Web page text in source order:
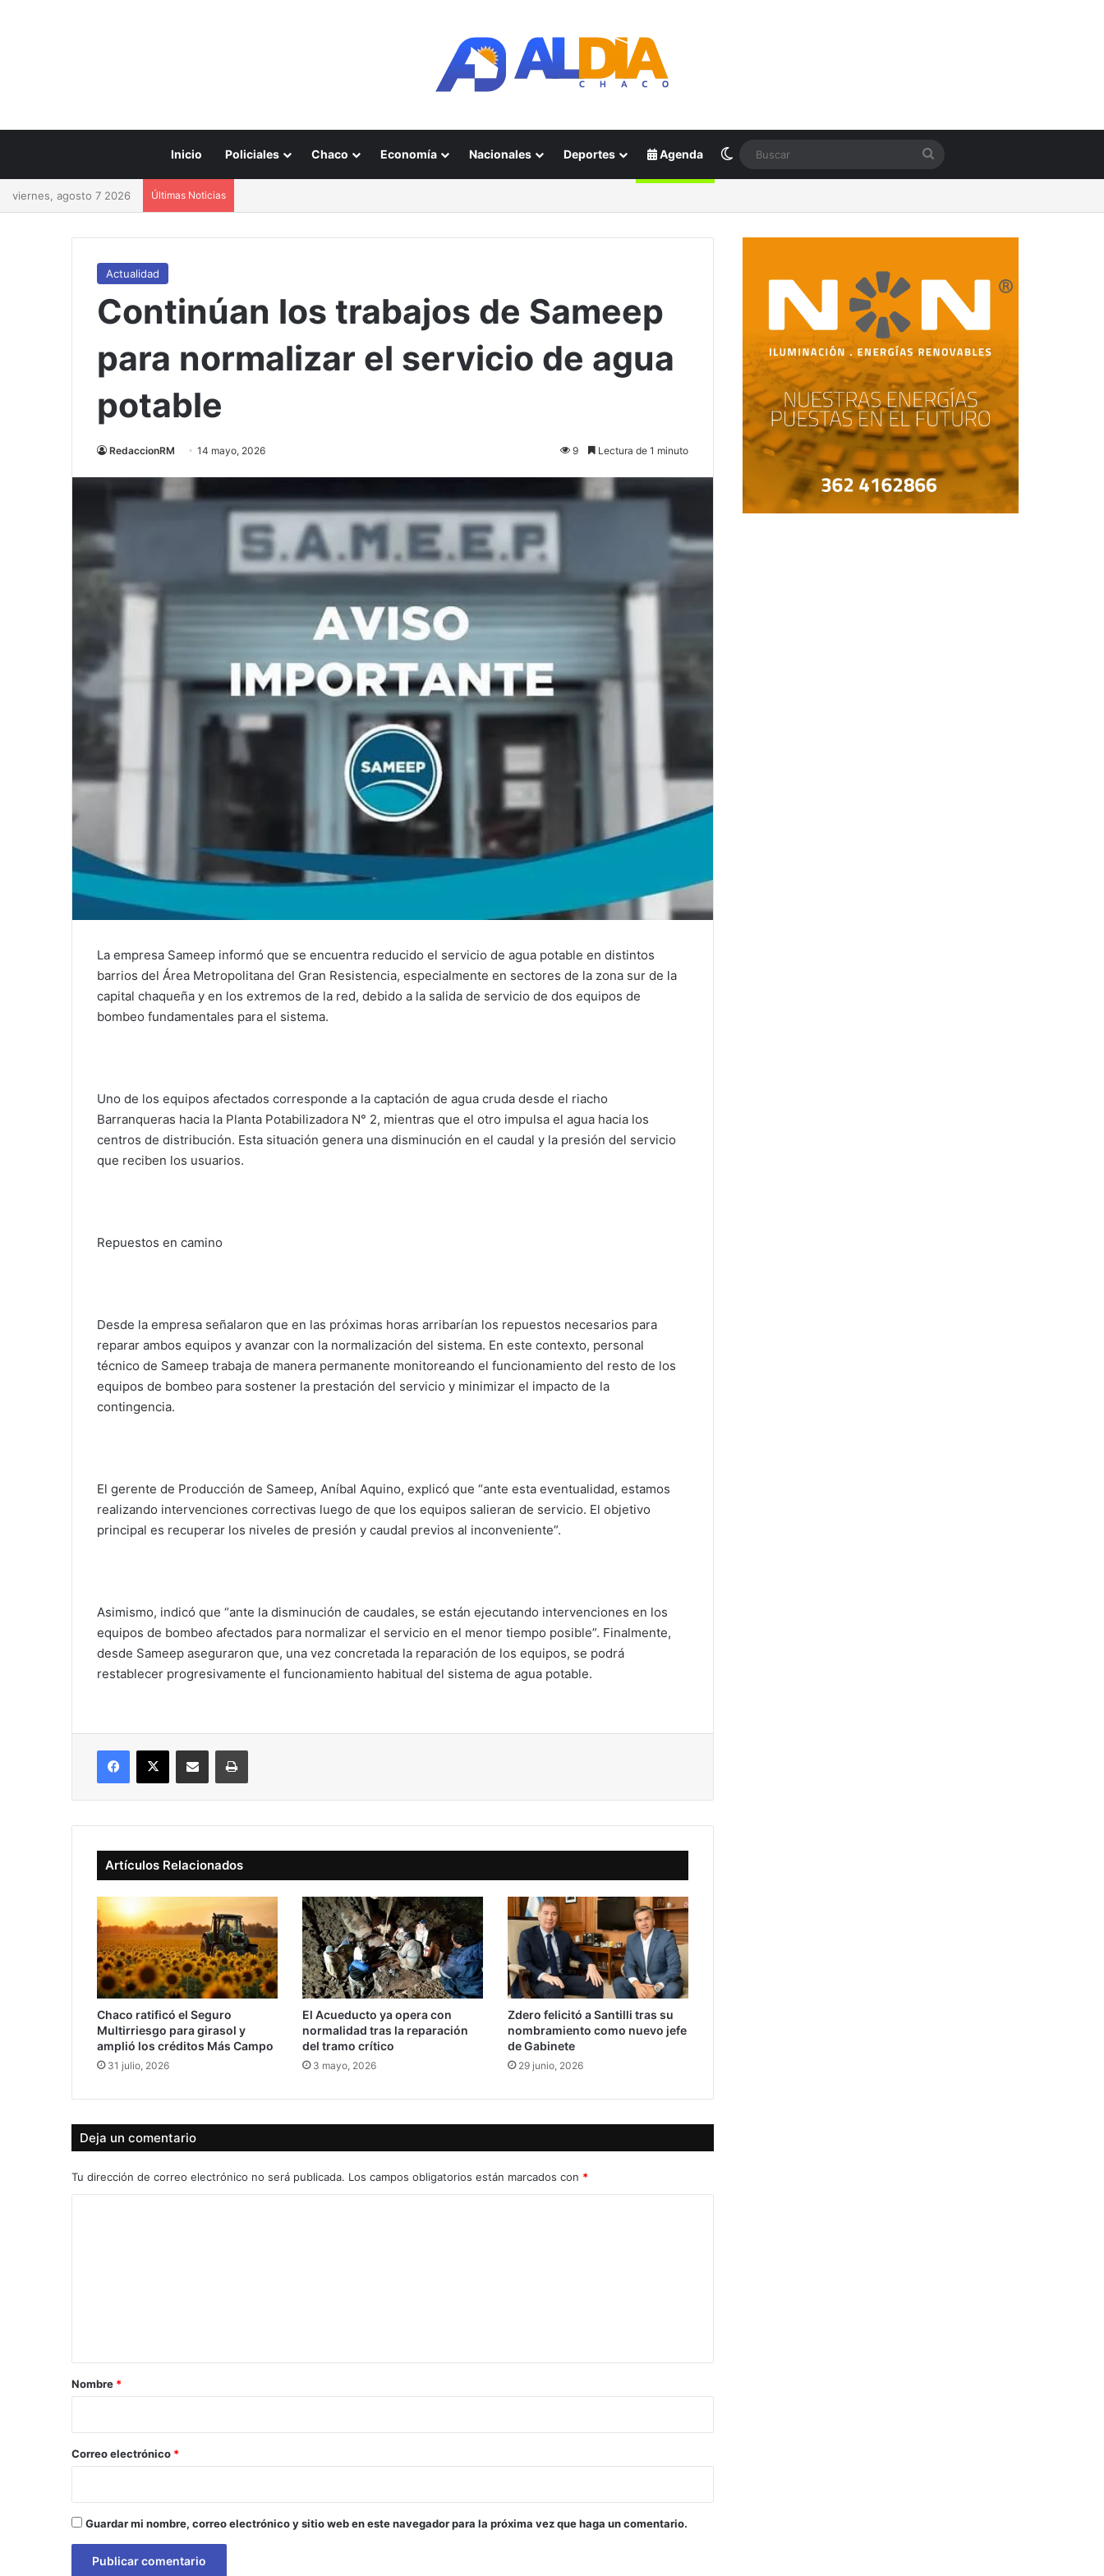
Inicio Policiales Chaco Economía Nacionales Deportes Agenda Switch skin
viernes, agosto 7 2026 Últimas Noticias
Actualidad
Continúan los trabajos de Sameep
para normalizar el servicio de agua
potable
RedaccionRM 14 mayo, 2026 9 Lectura de 1 minuto
La empresa Sameep informó que se encuentra reducido el servicio de agua potable en distintos
barrios del Área Metropolitana del Gran Resistencia, especialmente en sectores de la zona sur de la
capital chaqueña y en los extremos de la red, debido a la salida de servicio de dos equipos de
bombeo fundamentales para el sistema.
Uno de los equipos afectados corresponde a la captación de agua cruda desde el riacho
Barranqueras hacia la Planta Potabilizadora N° 2, mientras que el otro impulsa el agua hacia los
centros de distribución. Esta situación genera una disminución en el caudal y la presión del servicio
que reciben los usuarios.
Repuestos en camino
Desde la empresa señalaron que en las próximas horas arribarían los repuestos necesarios para
reparar ambos equipos y avanzar con la normalización del sistema. En este contexto, personal
técnico de Sameep trabaja de manera permanente monitoreando el funcionamiento del resto de los
equipos de bombeo para sostener la prestación del servicio y minimizar el impacto de la
contingencia.
El gerente de Producción de Sameep, Aníbal Aquino, explicó que “ante esta eventualidad, estamos
realizando intervenciones correctivas luego de que los equipos salieran de servicio. El objetivo
principal es recuperar los niveles de presión y caudal previos al inconveniente”.
Asimismo, indicó que “ante la disminución de caudales, se están ejecutando intervenciones en los
equipos de bombeo afectados para normalizar el servicio en el menor tiempo posible”. Finalmente,
desde Sameep aseguraron que, una vez concretada la reparación de los equipos, se podrá
restablecer progresivamente el funcionamiento habitual del sistema de agua potable.
Facebook
X Compartir vía correo electrónicoImprimir
Artículos Relacionados
Chaco ratificó el Seguro
Multirriesgo para girasol y
amplió los créditos Más Campo
31 julio, 2026
El Acueducto ya opera con
normalidad tras la reparación
del tramo crítico
3 mayo, 2026
Zdero felicitó a Santilli tras su
nombramiento como nuevo jefe
de Gabinete
29 junio, 2026
Deja un comentario
Tu dirección de correo electrónico no será publicada. Los campos obligatorios están marcados con *
r
*
Nombre *
Correo electrónico *
Guardar mi nombre, correo electrónico y sitio web en este navegador para la próxima vez que haga un comentario.